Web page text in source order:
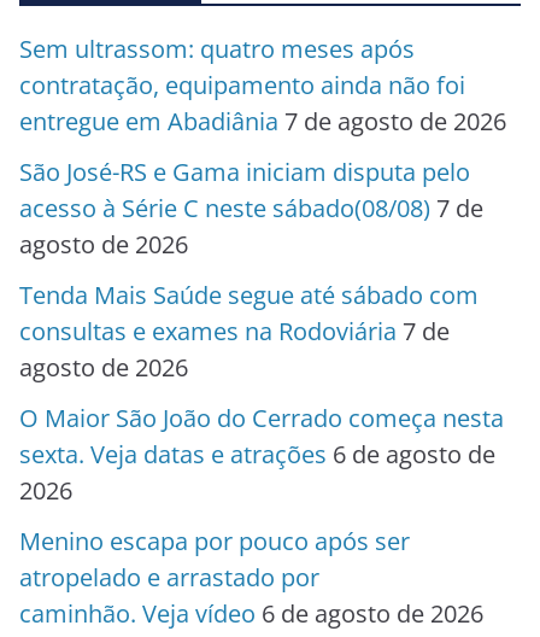
Sem ultrassom: quatro meses após
contratação, equipamento ainda não foi
entregue em Abadiânia 7 de agosto de 2026
São José-RS e Gama iniciam disputa pelo
acesso à Série C neste sábado(08/08) 7 de
agosto de 2026
Tenda Mais Saúde segue até sábado com
consultas e exames na Rodoviária 7 de
agosto de 2026
O Maior São João do Cerrado começa nesta
sexta. Veja datas e atrações 6 de agosto de
2026
Menino escapa por pouco após ser
atropelado e arrastado por
caminhão. Veja vídeo 6 de agosto de 2026